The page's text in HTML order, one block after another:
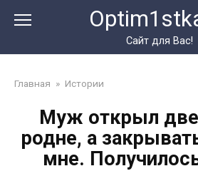
Сайт для Вас!
Главная » Истории
Муж открыл
родне, а
мне.